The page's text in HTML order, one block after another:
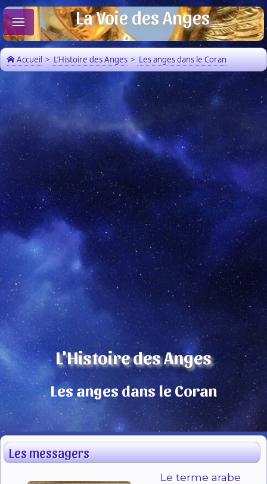
La Voie des Anges
Accueil > L’Histoire des Anges > Les anges dans le Coran
L’Histoire des Anges
Les anges dans le Coran
Les messagers
Le terme arabe